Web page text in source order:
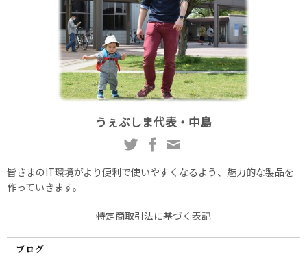
うぇぶしま代表・中島
皆さまのIT環境がより便利で使いやすくなるよう、魅力的な製品を
作っていきます。
特定商取引法に基づく表記
ブログ